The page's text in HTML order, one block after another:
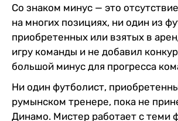
Со знаком минус — это
на многих позициях, ни один из
приобретенных или взятых в
игру команды и не добавил
большой минус для прогресса
Ни один футболист,
румынском тренере, пока не
Динамо. Мистер работает с теми